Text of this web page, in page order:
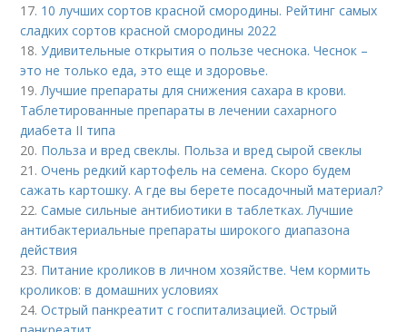
17. 10 лучших сортов красной смородины. Рейтинг самых
сладких сортов красной смородины 2022
18.Удивительные открытия о пользе чеснока. Чеснок –
это не только еда, это еще и здоровье.
19.Лучшие препараты для снижения сахара в крови.
Таблетированные препараты в лечении сахарного
диабета II типа
20. Польза и вред свеклы. Польза и вред сырой свеклы
21.Очень редкий картофель на семена. Скоро будем
сажать картошку. А где вы берете посадочный материал?
22.Самые сильные антибиотики в таблетках. Лучшие
антибактериальные препараты широкого диапазона
действия
23. Питание кроликов в личном хозяйстве. Чем кормить
кроликов: в домашних условиях
24.Острый панкреатит с госпитализацией. Острый